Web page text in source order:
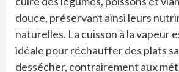
douce, préservant ainsi leurs
naturelles. La cuisson à la vapeur
idéale pour réchauffer des plats
dessécher, contrairement aux